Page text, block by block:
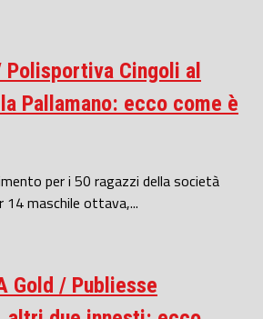
Polisportiva Cingoli al
Pallamano: ecco come è
per i 50 ragazzi della società
14 maschile ottava,...
Gold / Publiesse